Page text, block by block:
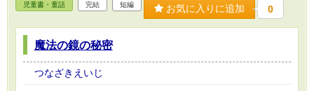
児童書・童話 完結 短編 お気に入りに追加 0
魔法の鏡の秘密
つなざきえいじ